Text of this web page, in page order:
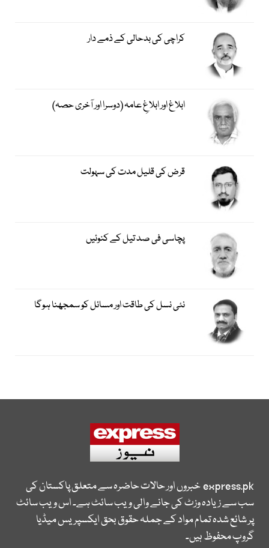
کراچی کی بدحالی کے ذمے دار
ابلاغ اور ابلاغِ عامہ (دوسرا اور آخری حصہ)
قرض کی قلیل مدت کی سہولت
پچاسی فی صد تیل کے کنوئیں
نئی نسل کی طاقت اور مسائل کو سمجھنا ہوگا
express.pkخبروں اور حالات حاضرہ سے متعلق پاکستان کی
سب سے زیادہ وزٹ کی جانے والی ویب سائٹ ہے۔ اس ویب سائٹ
پر شائع شدہ تمام مواد کے جملہ حقوق بحق ایکسپریس میڈیا
گروپ محفوظ ہیں۔